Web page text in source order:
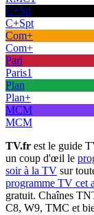
C+Sp
C+Spt
Com+
Com+
Pari
Paris1
Plan
Plan+
MCM
MCM
TV.fr est le guide
un coup d'œil le
soir à la TV sur
programme TV cet
gratuit. Chaînes
C8, W9, TMC et